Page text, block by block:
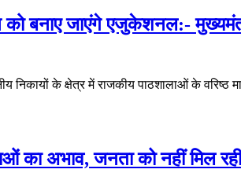
को बनाए जाएंगे एजुकेशनल:-
के क्षेत्र में राजकीय पाठशालाओं के वरिष्ठ
का अभाव, जनता को नहीं मिल